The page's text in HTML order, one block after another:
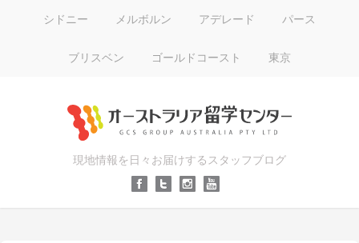
シドニー メルボルン アデレード パース
ブリスベン ゴールドコースト 東京
現地情報を日々お届けするスタッフブログ